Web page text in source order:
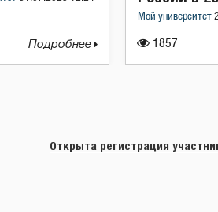
Подробнее 1857
Мой университет
Открыта регистрация